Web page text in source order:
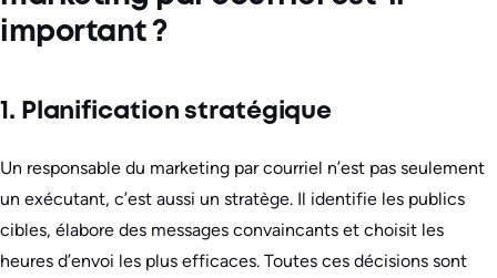
important ?
1. Planification stratégique
Un responsable du marketing par courriel n’est pas seulement
un exécutant, c’est aussi un stratège. Il identifie les publics
cibles, élabore des messages convaincants et choisit les
heures d’envoi les plus efficaces. Toutes ces décisions sont